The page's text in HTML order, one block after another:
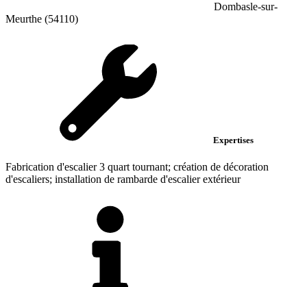
Dombasle-sur-
Meurthe (54110)
Expertises
Fabrication d'escalier 3 quart tournant; création de décoration
d'escaliers; installation de rambarde d'escalier extérieur